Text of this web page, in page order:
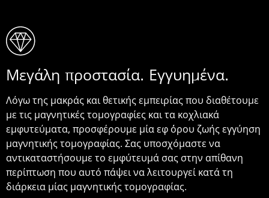
Μεγάλη προστασία. Εγγυημένα.
Λόγω της μακράς και θετικής εμπειρίας που διαθέτουμε
με τις μαγνητικές τομογραφίες και τα κοχλιακά
εμφυτεύματα, προσφέρουμε μία εφ ΄όρου ζωής εγγύηση
μαγνητικής τομογραφίας. Σας υποσχόμαστε να
αντικαταστήσουμε το εμφύτευμά σας στην απίθανη
περίπτωση που αυτό πάψει να λειτουργεί κατά τη
διάρκεια μίας μαγνητικής τομογραφίας.